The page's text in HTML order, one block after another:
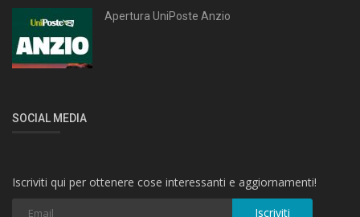
Apertura UniPoste Anzio
SOCIAL MEDIA
Iscriviti qui per ottenere cose interessanti e aggiornamenti!
Iscriviti